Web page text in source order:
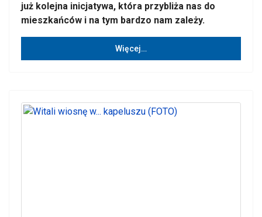
już kolejna inicjatywa, która przybliża nas do
mieszkańców i na tym bardzo nam zależy.
Więcej…